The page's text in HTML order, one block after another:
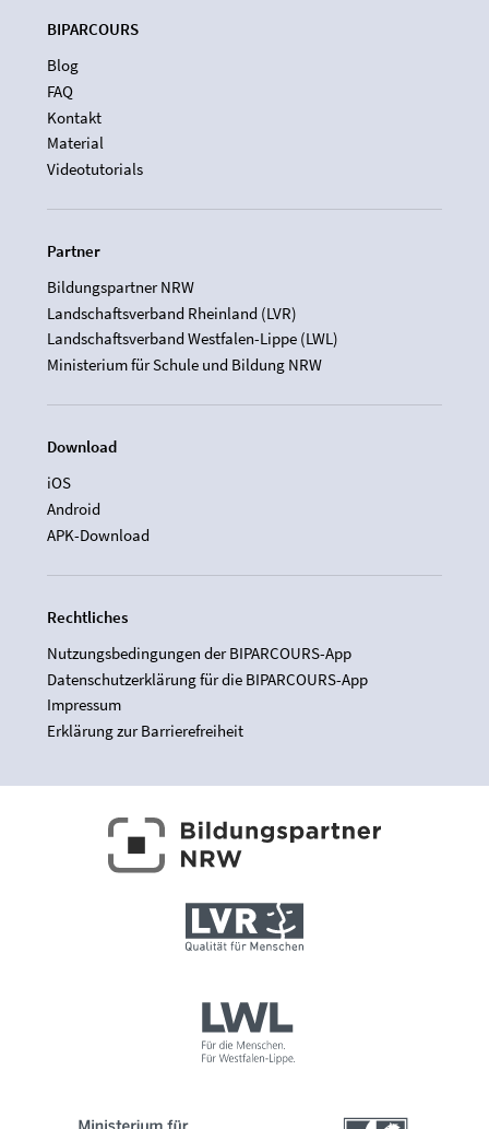
BIPARCOURS
Blog
FAQ
Kontakt
Material
Videotutorials
Partner
Bildungspartner NRW
Landschaftsverband Rheinland (LVR)
Landschaftsverband Westfalen-Lippe (LWL)
Ministerium für Schule und Bildung NRW
Download
iOS
Android
APK-Download
Rechtliches
Nutzungsbedingungen der BIPARCOURS-App
Datenschutzerklärung für die BIPARCOURS-App
Impressum
Erklärung zur Barrierefreiheit